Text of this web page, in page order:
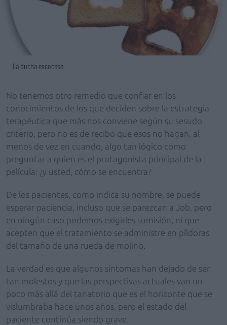
La ducha escocesa
No tenemos otro remedio que confiar en los
conocimientos de los que deciden sobre la estrategia
terapéutica que más nos conviene según su sesudo
criterio, pero no es de recibo que esos no hagan, al
menos de vez en cuando, algo tan lógico como
preguntar a quien es el protagonista principal de la
película: ¿y usted, cómo se encuentra?
De los pacientes, como indica su nombre, se puede
esperar paciencia, incluso que se parezcan a Job, pero
en ningún caso podemos exigirles sumisión, ni que
acepten que el tratamiento se administre en píldoras
del tamaño de una rueda de molino.
La verdad es que algunos síntomas han dejado de ser
tan molestos y que las perspectivas actuales van un
poco más allá del tanatorio que es el horizonte que se
vislumbraba hace unos años, pero el estado del
paciente continúa siendo grave.